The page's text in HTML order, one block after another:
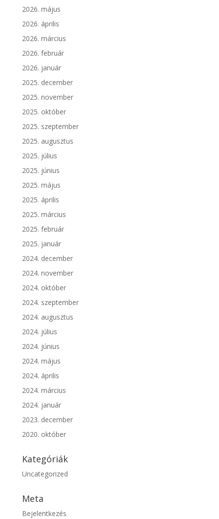
2026. május
2026. április
2026. március
2026. február
2026. január
2025. december
2025. november
2025. október
2025. szeptember
2025. augusztus
2025. július
2025. június
2025. május
2025. április
2025. március
2025. február
2025. január
2024. december
2024. november
2024. október
2024. szeptember
2024. augusztus
2024. július
2024. június
2024. május
2024. április
2024. március
2024. január
2023. december
2020. október
Kategóriák
Uncategorized
Meta
Bejelentkezés